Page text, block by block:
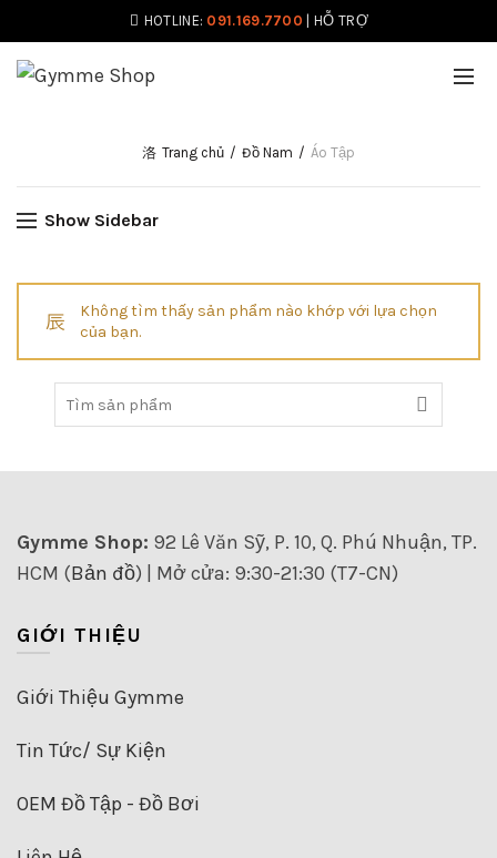
HOTLINE: 091.169.7700 HỖ TRỢ
Trang chủ Đồ Nam Áo Tập
Show Sidebar
Không tìm thấy sản phẩm nào khớp với lựa chọn
của bạn.
Gymme Shop: 92 Lê Văn Sỹ, P. 10, Q. Phú Nhuận, TP.
HCM (Bản đồ) | Mở cửa: 9:30-21:30 (T7-CN)
GIỚI THIỆU
Giới Thiệu Gymme
Tin Tức/ Sự Kiện
OEM Đồ Tập - Đồ Bơi